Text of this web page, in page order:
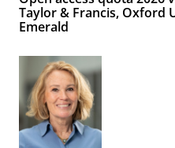
Taylor & Francis, Oxford
Emerald